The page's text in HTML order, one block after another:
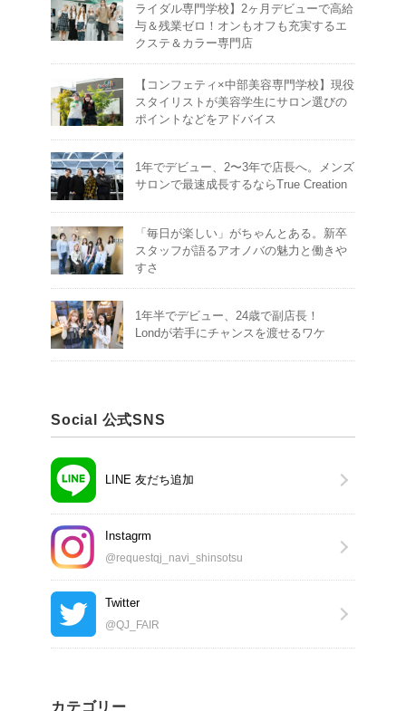
ライダル専門学校】2ヶ月デビューで高給
与＆残業ゼロ！オンもオフも充実するエ
クステ＆カラー専門店
【コンフェティ×中部美容専門学校】現役
スタイリストが美容学生にサロン選びの
ポイントなどをアドバイス
1年でデビュー、2〜3年で店長へ。メンズ
サロンで最速成長するならTrue Creation
「毎日が楽しい」がちゃんとある。新卒
スタッフが語るアオノバの魅力と働きや
すさ
1年半でデビュー、24歳で副店長！
Londが若手にチャンスを渡せるワケ
Social 公式SNS
LINE 友だち追加
Instagrm
@requestqj_navi_shinsotsu
Twitter
@QJ_FAIR
カテゴリー